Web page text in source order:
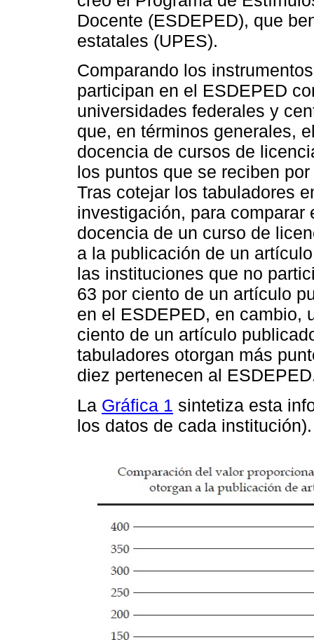
Docente (ESDEPED), que
estatales (UPES).
Comparando los
participan en el ESDEPED
universidades federales y
que, en términos generales,
docencia de cursos de
los puntos que se reciben
Tras cotejar los tabuladores
investigación, para
docencia de un curso de
a la publicación de un
las instituciones que no
63 por ciento de un artículo
en el ESDEPED, en cambio,
ciento de un artículo
tabuladores otorgan más
diez pertenecen al
La Gráfica 1 sintetiza esta
los datos de cada institución).